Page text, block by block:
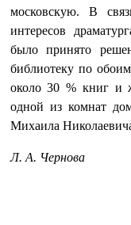
московскую. В
интересов
было принято
библиотеку по
около 30 % книг и
одной из комнат
Михаила
Л. А. Чернова